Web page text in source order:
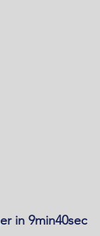
in 9min40sec